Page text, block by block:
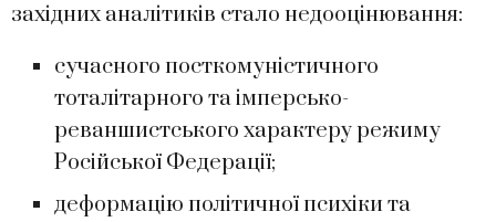
західних аналітиків стало недооцінювання:
сучасного посткомуністичного
тоталітарного та імперсько-
реваншистського характеру режиму
Російської Федерації;
деформацію політичної психіки та